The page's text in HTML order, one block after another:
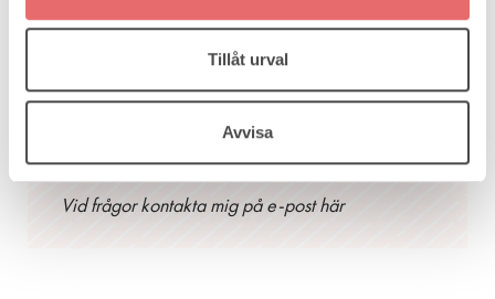
Tillåt urval
Avvisa
010-488 11 73
Vid frågor kontakta mig på e-post här